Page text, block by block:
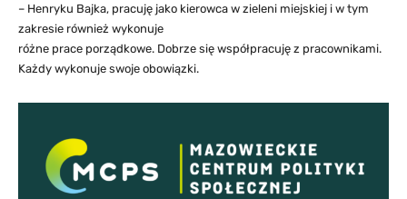
– Henryku Bajka, pracuję jako kierowca w zieleni miejskiej i w tym
zakresie również wykonuje
różne prace porządkowe. Dobrze się współpracuję z pracownikami.
Każdy wykonuje swoje obowiązki.